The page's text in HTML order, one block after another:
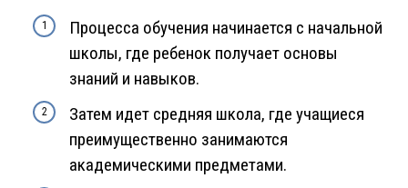
Процесса обучения начинается с начальной
школы, где ребенок получает основы
знаний и навыков.
Затем идет средняя школа, где учащиеся
преимущественно занимаются
академическими предметами.